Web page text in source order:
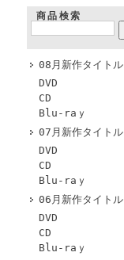
商品検索
08月新作タイトル
DVD
CD
Blu-raｙ
07月新作タイトル
DVD
CD
Blu-raｙ
06月新作タイトル
DVD
CD
Blu-raｙ